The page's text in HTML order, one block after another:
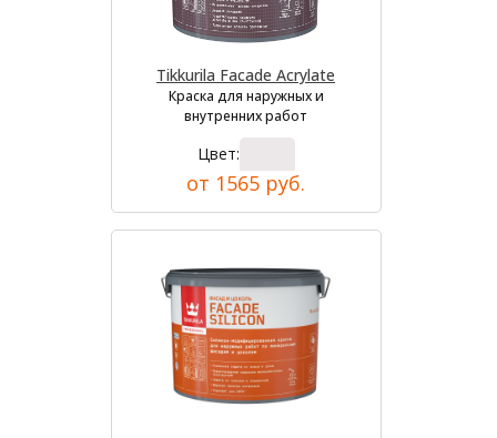
Tikkurila Facade Acrylate
Краска для наружных и
внутренних работ
Цвет:
от 1565 руб.